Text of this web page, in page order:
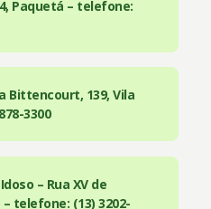
Paquetá – telefone:
Bittencourt, 139, Vila
3300
– Rua XV de
telefone: (13) 3202-